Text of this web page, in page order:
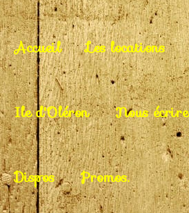
Accueil Les locations
Ile d'Oléron Nous écrire
Dispos Promos.